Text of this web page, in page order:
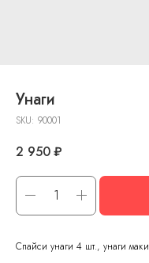
Унаги
SKU: 90001
2 950₽
Спайси унаги 4 шт., унаги